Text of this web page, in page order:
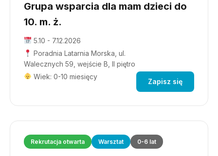
Grupa wsparcia dla mam dzieci do
10. m. ż.
5.10 - 7.12.2026
Poradnia Latarnia Morska, ul.
Walecznych 59, wejście B, II piętro
Wiek: 0-10 miesięcy
Zapisz się
Rekrutacja otwarta Warsztat 0-6 lat